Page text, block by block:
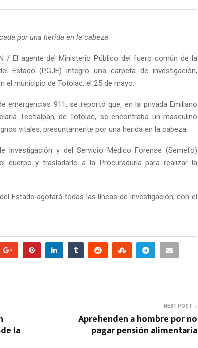
por una herida en la cabeza
/ El agente del Ministerio Público del fuero común de la
Estado (PGJE) integró una carpeta de investigación,
municipio de Totolac, el 25 de mayo.
emergencias 911, se reportó que, en la privada Emiliano
Teotlalpan, de Totolac, se encontraba un masculino
vitales, presuntamente por una herida en la cabeza.
Investigación y del Servicio Médico Forense (Semefo)
cuerpo y trasladarlo a la Procuraduría para realizar la
Estado agotará todas las líneas de investigación, con el
la
NEXT POST
Aprehenden a hombre por no
pagar pensión alimentaria